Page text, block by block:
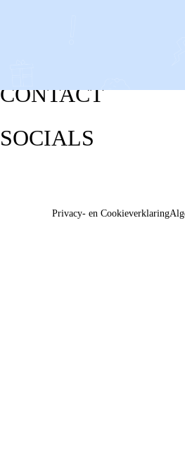
CONTACT
SOCIALS
Privacy- en Cookieverklaring